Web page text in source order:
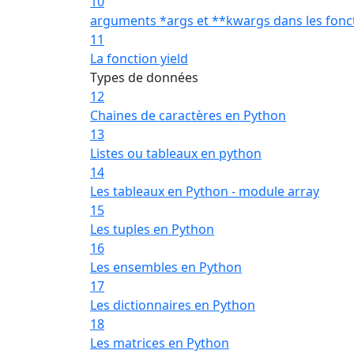
arguments *args et **kwargs dans les
11
La fonction yield
Types de données
12
Chaines de caractères en Python
13
Listes ou tableaux en python
14
Les tableaux en Python - module array
15
Les tuples en Python
16
Les ensembles en Python
17
Les dictionnaires en Python
18
Les matrices en Python